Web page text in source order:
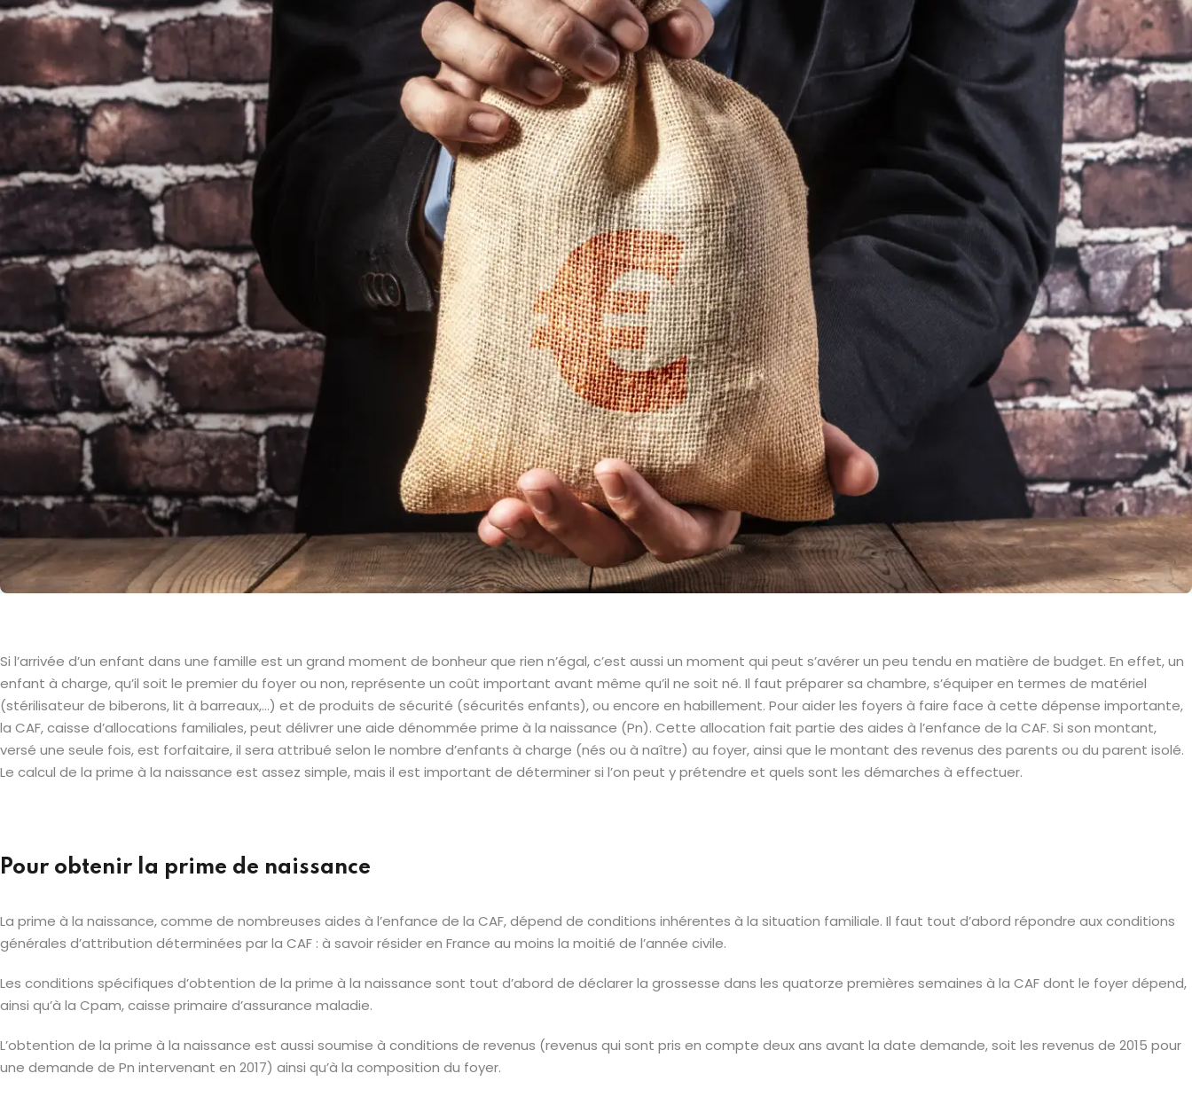
Si l’arrivée d’un enfant dans une famille est un grand moment de bonheur que rien n’égal, c’est aussi un moment qui peut s’avérer un peu tendu en matière de budget. En effet, un
enfant à charge, qu’il soit le premier du foyer ou non, représente un coût important avant même qu’il ne soit né. Il faut préparer sa chambre, s’équiper en termes de matériel
(stérilisateur de biberons, lit à barreaux,…) et de produits de sécurité (sécurités enfants), ou encore en habillement. Pour aider les foyers à faire face à cette dépense importante,
la CAF, caisse d’allocations familiales, peut délivrer une aide dénommée prime à la naissance (Pn). Cette allocation fait partie des aides à l’enfance de la CAF. Si son montant,
versé une seule fois, est forfaitaire, il sera attribué selon le nombre d’enfants à charge (nés ou à naître) au foyer, ainsi que le montant des revenus des parents ou du parent isolé.
Le calcul de la prime à la naissance est assez simple, mais il est important de déterminer si l’on peut y prétendre et quels sont les démarches à effectuer.
Pour obtenir la prime de naissance
La prime à la naissance, comme de nombreuses aides à l’enfance de la CAF, dépend de conditions inhérentes à la situation familiale. Il faut tout d’abord répondre aux conditions
générales d’attribution déterminées par la CAF : à savoir résider en France au moins la moitié de l’année civile.
Les conditions spécifiques d’obtention de la prime à la naissance sont tout d’abord de déclarer la grossesse dans les quatorze premières semaines à la CAF dont le foyer dépend,
ainsi qu’à la Cpam, caisse primaire d’assurance maladie.
L’obtention de la prime à la naissance est aussi soumise à conditions de revenus (revenus qui sont pris en compte deux ans avant la date demande, soit les revenus de 2015 pour
une demande de Pn intervenant en 2017) ainsi qu’à la composition du foyer.